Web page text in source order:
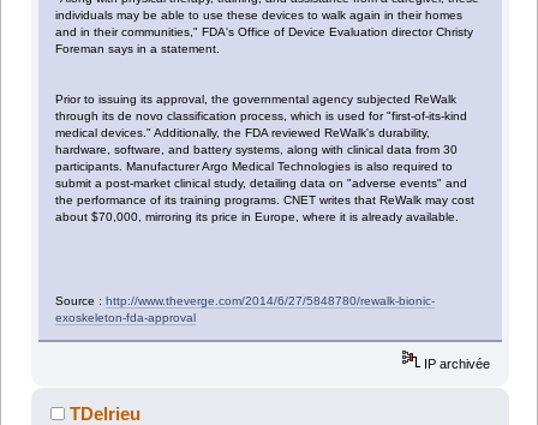
individuals may be able to use these devices to walk again in their homes
and in their communities," FDA's Office of Device Evaluation director Christy
Foreman says in a statement.
Prior to issuing its approval, the governmental agency subjected ReWalk
through its de novo classification process, which is used for "first-of-its-kind
medical devices." Additionally, the FDA reviewed ReWalk's durability,
hardware, software, and battery systems, along with clinical data from 30
participants. Manufacturer Argo Medical Technologies is also required to
submit a post-market clinical study, detailing data on "adverse events" and
the performance of its training programs. CNET writes that ReWalk may cost
about $70,000, mirroring its price in Europe, where it is already available.
Source :http://www.theverge.com/2014/6/27/5848780/rewalk-bionic-
exoskeleton-fda-approval
IP archivée
TDelrieu